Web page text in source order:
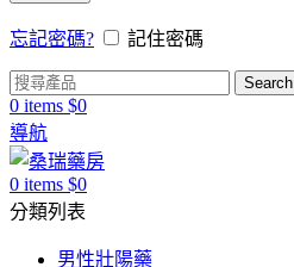
忘記密碼? 記住密碼
Search
0 items $0
導航
0 items $0
分類列表
男性壯陽藥